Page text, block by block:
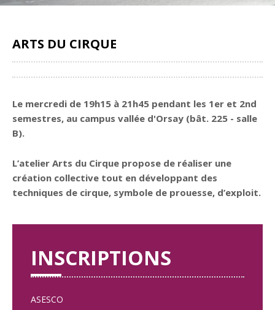
ARTS DU CIRQUE
Le mercredi de 19h15 à 21h45 pendant les 1er et 2nd
semestres, au campus vallée d'Orsay (bât. 225 - salle
B).
L’atelier Arts du Cirque propose de réaliser une
création collective tout en développant des
techniques de cirque, symbole de prouesse, d’exploit.
INSCRIPTIONS
ASESCO